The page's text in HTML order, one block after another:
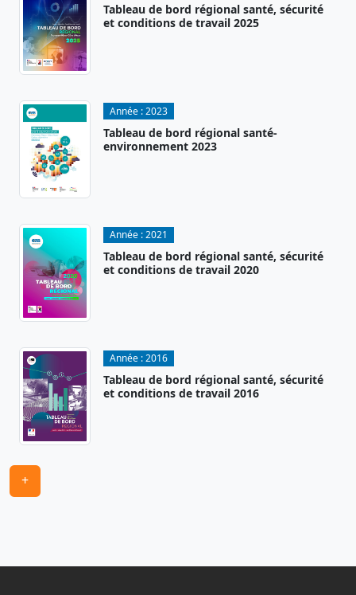
Tableau de bord régional santé, sécurité
et conditions de travail 2025
Année :2023
Tableau de bord régional santé-
environnement 2023
Année :2021
Tableau de bord régional santé, sécurité
et conditions de travail 2020
Année :2016
Tableau de bord régional santé, sécurité
et conditions de travail 2016
+